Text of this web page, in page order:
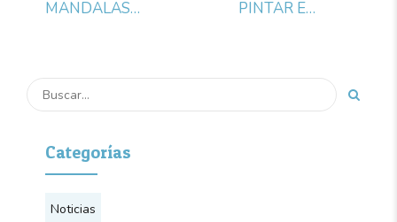
MANDALAS
DESCARGAR
PINTAR EN
SEGÚN
Categorías
Noticias